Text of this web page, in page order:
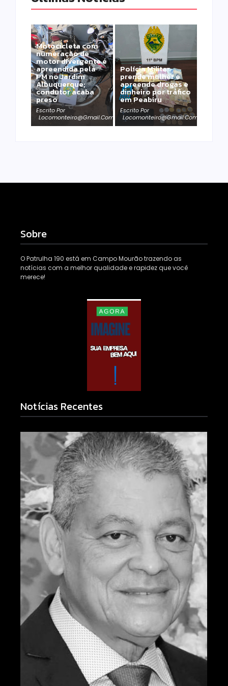
Motocicleta com
numeração de
motor divergente é
apreendida pela
PM no Jardim
Albuquerque;
condutor acaba
preso
Escrito Por
Locomonteiro@gmail.com
Polícia Militar
prende mulher e
apreende drogas e
dinheiro por tráfico
em Peabiru
Escrito Por
Locomonteiro@gmail.com
Sobre
O Patrulha 190 está em Campo Mourão trazendo as
notícias com a melhor qualidade e rapidez que você
merece!
Notícias Recentes